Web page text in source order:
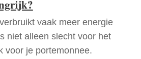
vaak meer energie
niet alleen slecht voor het
voor je portemonnee.